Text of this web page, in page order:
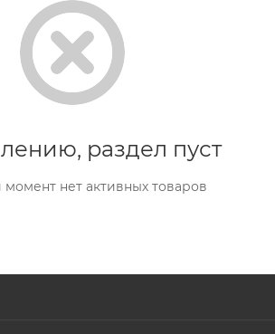
раздел пуст
нет активных товаров